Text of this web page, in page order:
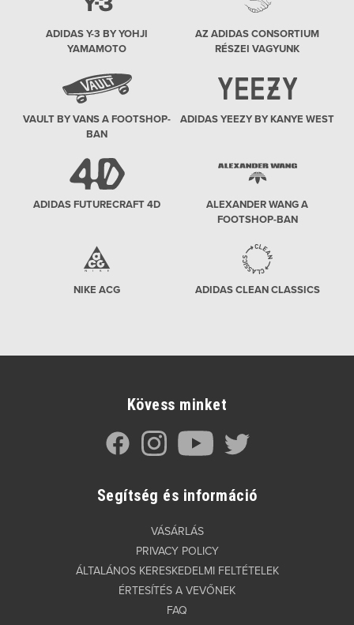
ADIDAS Y-3 BY YOHJI
YAMAMOTO
AZ ADIDAS CONSORTIUM
RÉSZEI VAGYUNK
VAULT BY VANS A FOOTSHOP-
BAN
ADIDAS YEEZY BY KANYE WEST
ADIDAS FUTURECRAFT 4D
ALEXANDER WANG A
FOOTSHOP-BAN
NIKE ACG ADIDAS CLEAN CLASSICS
Kövess minket
Segítség és információ
VÁSÁRLÁS
PRIVACY POLICY
ÁLTALÁNOS KERESKEDELMI FELTÉTELEK
ÉRTESÍTÉS A VEVŐNEK
FAQ